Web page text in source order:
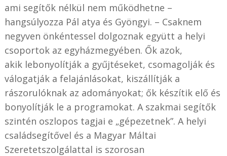
ami segítők nélkül nem működhetne –
hangsúlyozza Pál atya és Gyöngyi. – Csaknem
negyven önkéntessel dolgoznak együtt a helyi
csoportok az egyházmegyében. Ők azok,
akik lebonyolítják a gyűjtéseket, csomagolják és
válogatják a felajánlásokat, kiszállítják a
rászorulóknak az adományokat; ők készítik elő és
bonyolítják le a programokat. A szakmai segítők
szintén oszlopos tagjai e „gépezetnek”. A helyi
családsegítővel és a Magyar Máltai
Szeretetszolgálattal is szorosan